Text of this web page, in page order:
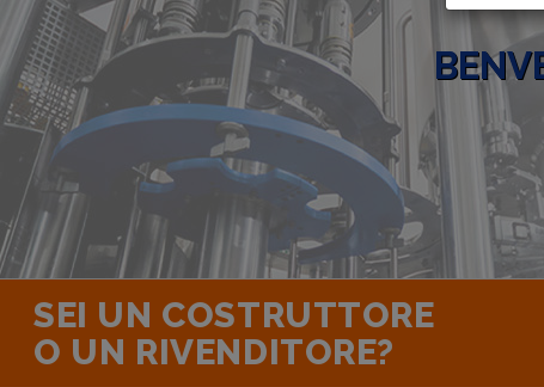
SEI UN COSTRUTTORE
O UN RIVENDITORE?